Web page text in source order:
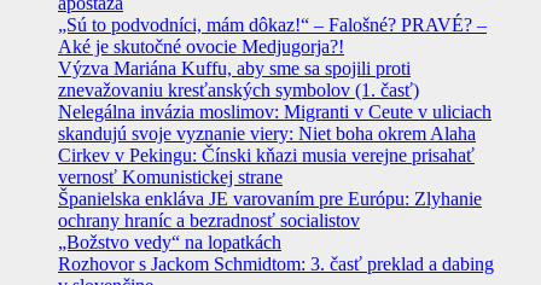
„Sú to podvodníci, mám dôkaz!“ – Falošné? PRAVÉ? –
Aké je skutočné ovocie Medjugorja?!
Výzva Mariána Kuffu, aby sme sa spojili proti
znevažovaniu kresťanských symbolov (1. časť)
Nelegálna invázia moslimov: Migranti v Ceute v uliciach
skandujú svoje vyznanie viery: Niet boha okrem Alaha
Cirkev v Pekingu: Čínski kňazi musia verejne prisahať
vernosť Komunistickej strane
Španielska enkláva JE varovaním pre Európu: Zlyhanie
ochrany hraníc a bezradnosť socialistov
„Božstvo vedy“ na lopatkách
Rozhovor s Jackom Schmidtom: 3. časť preklad a dabing